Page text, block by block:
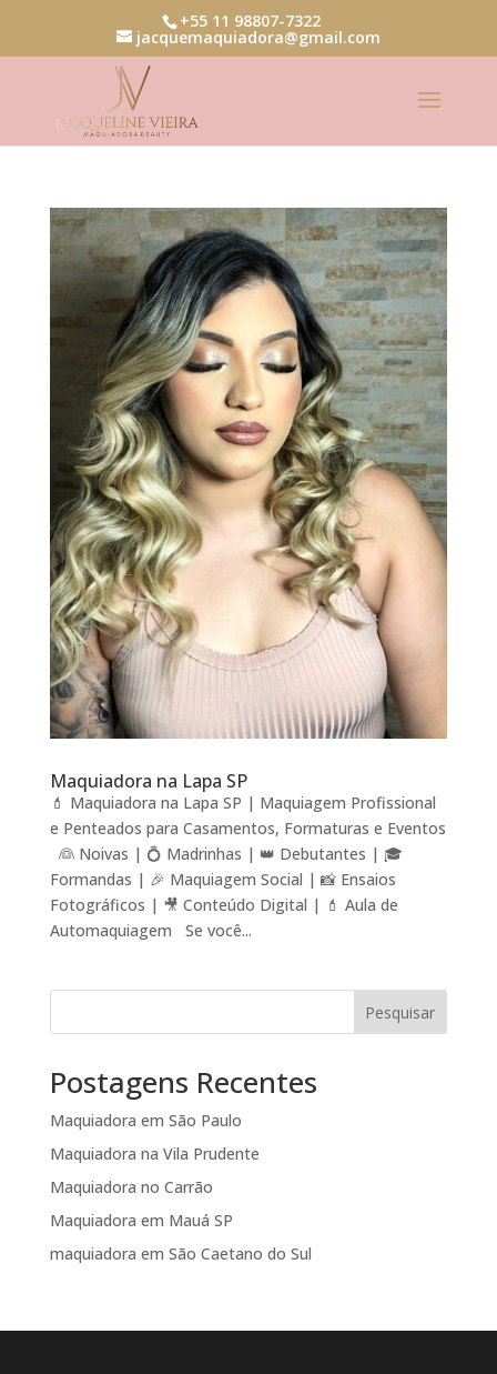
+55 11 98807-7322
jacquemaquiadora@gmail.com
Maquiadora na Lapa SP
💄 Maquiadora na Lapa SP | Maquiagem Profissional
e Penteados para Casamentos, Formaturas e Eventos
👰 Noivas | 💍 Madrinhas | 👑 Debutantes | 🎓
Formandas | 🎉 Maquiagem Social | 📸 Ensaios
Fotográficos | 🎥 Conteúdo Digital | 💄 Aula de
Automaquiagem Se você...
Pesquisar
Postagens Recentes
Maquiadora em São Paulo
Maquiadora na Vila Prudente
Maquiadora no Carrão
Maquiadora em Mauá SP
maquiadora em São Caetano do Sul